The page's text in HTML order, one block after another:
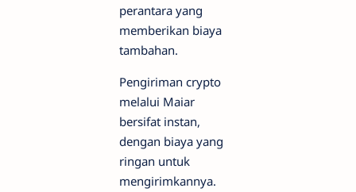
perantara yang
memberikan biaya
tambahan.
Pengiriman crypto
melalui Maiar
bersifat instan,
dengan biaya yang
ringan untuk
mengirimkannya.